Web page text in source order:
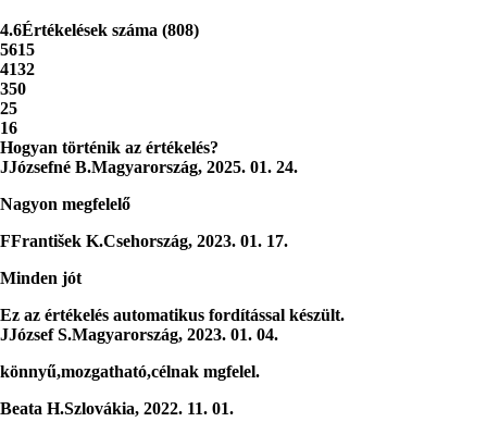
4.6Értékelések száma (808)
5615
4132
350
25
16
Hogyan történik az értékelés?
JJózsefné B.Magyarország, 2025. 01. 24.
Nagyon megfelelő
FFrantišek K.Csehország, 2023. 01. 17.
Minden jót
Ez az értékelés automatikus fordítással készült.
JJózsef S.Magyarország, 2023. 01. 04.
könnyű,mozgatható,célnak mgfelel.
Beata H.Szlovákia, 2022. 11. 01.